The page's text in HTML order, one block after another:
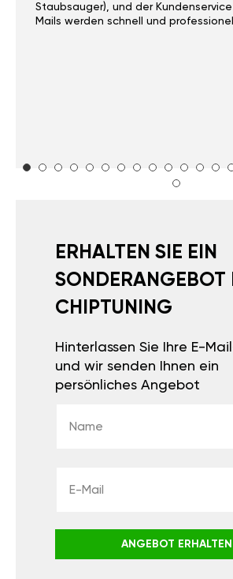
Staubsauger), und der
Mails werden schnell und
ERHALTEN SIE EIN
SONDERANGEBOT
CHIPTUNING
Hinterlassen Sie Ihre E-
und wir senden Ihnen ein
persönliches Angebot
ANGEBOT ERHALTEN